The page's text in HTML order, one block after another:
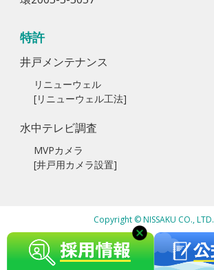
特許
井戸メンテナンス
リニューウェル
[リニューウェル工法]
水中テレビ調査
MVPカメラ
[井戸用カメラ設置]
Copyright © NISSAKU CO., LTD.